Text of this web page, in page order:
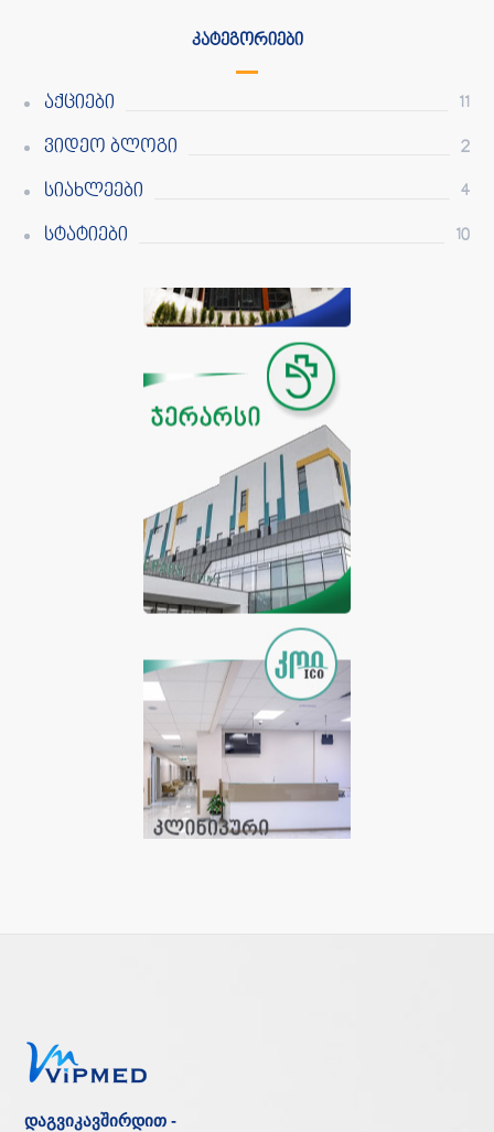
ᲙᲐᲢᲔᲒᲝᲠᲘᲔᲑᲘ
Აქციები 11
Ვიდეო Ბლოგი 2
Სიახლეები 4
Სტატიები 10
დაგვიკავშირდით -